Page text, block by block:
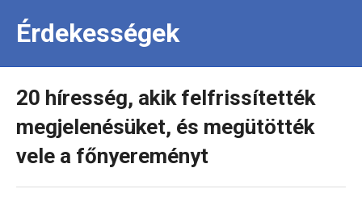
Érdekességek
20 híresség, akik felfrissítették
megjelenésüket, és megütötték
vele a főnyereményt